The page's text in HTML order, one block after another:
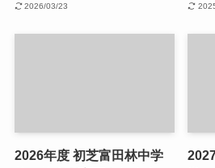
2026/03/23
2026年度 初芝富田林中学